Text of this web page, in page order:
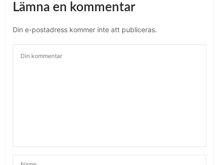
Lämna en kommentar
Din e-postadress kommer inte att publiceras.